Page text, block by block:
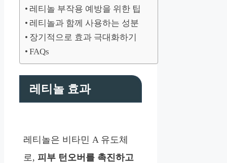
레티놀 부작용 예방을 위한 팁
레티놀과 함께 사용하는 성분
장기적으로 효과 극대화하기
FAQs
레티놀 효과
레티놀은 비타민 A 유도체
로, 피부 턴오버를 촉진하고